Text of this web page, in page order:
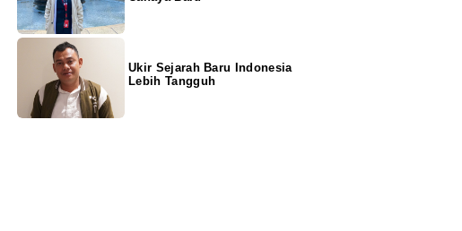
Ukir Sejarah Baru Indonesia
Lebih Tangguh